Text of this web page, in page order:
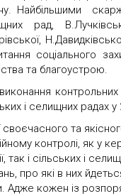
Найбільшими
рад,
соціального
та благоустрою.
контрольних
і селищних радах у
своєчасного та
контролі, як у
так і сільських і
про які в них
Адже кожен із